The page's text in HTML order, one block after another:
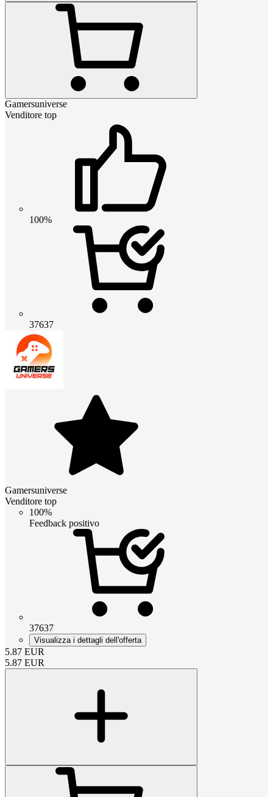
Gamersuniverse
Venditore top
100%
37637
Gamersuniverse
Venditore top
100%
Feedback positivo
37637
Visualizza i dettagli dell'offerta
5.87 EUR
5.87 EUR